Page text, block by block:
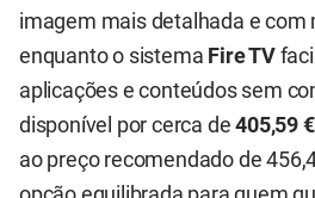
imagem mais detalhada e com
enquanto o sistema Fire TV
aplicações e conteúdos sem
disponível por cerca de405,59 €
ao preço recomendado de